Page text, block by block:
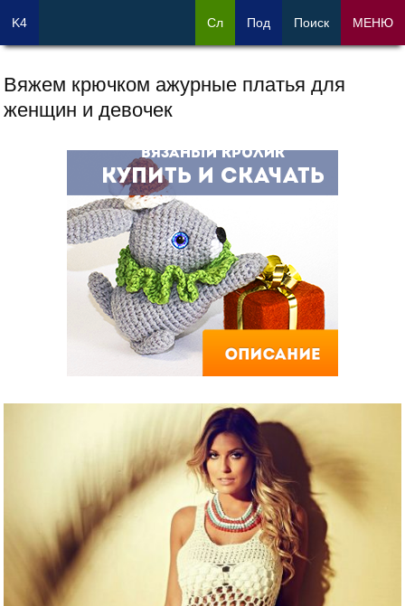
Вяжем крючком ажурные платья для
женщин и девочек
K4 Сл Под Поиск МЕНЮ